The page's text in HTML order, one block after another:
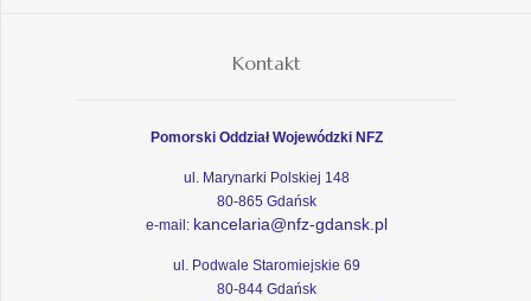
Kontakt
Pomorski Oddział Wojewódzki NFZ
ul. Marynarki Polskiej 148
80-865 Gdańsk
e-mail: kancelaria@nfz-gdansk.pl
ul. Podwale Staromiejskie 69
80-844 Gdańsk